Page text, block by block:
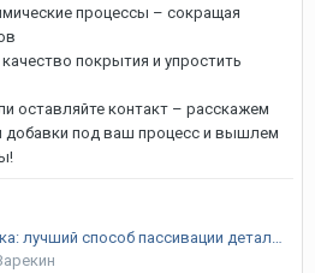
процессы – сокращая
покрытия и упростить
оставляйте контакт – расскажем
добавки под ваш процесс и вышлем